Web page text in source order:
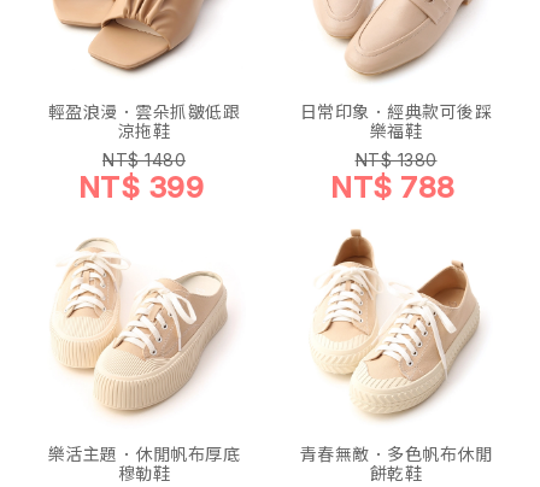
輕盈浪漫．雲朵抓皺低跟
涼拖鞋
NT$ 1480
NT$ 399
日常印象．經典款可後踩
樂福鞋
NT$ 1380
NT$ 788
樂活主題．休閒帆布厚底
穆勒鞋
青春無敵．多色帆布休閒
餅乾鞋